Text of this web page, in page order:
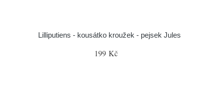
Lilliputiens - kousátko kroužek - pejsek Jules
199 Kč